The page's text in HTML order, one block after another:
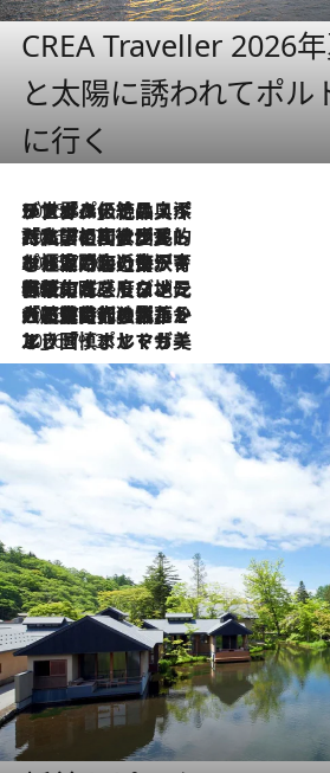
CREA Traveller 2026
と太陽に誘われてポル
に行く
2026.8.8
リスボンの絶品スイーツ「パステル・デ・ナタ」とは？ポルトガル伝統の奥深い世界へ
2026.7.27
「私の祖国はポルトガル語です」国民的詩人フェルナンド・ペソアと、彼が愛した文学の街を歩く
2026.7.26
ポルトガル近海が育む極上の海の幸。キリリと冷えた白ワインと愉しむ、シーフード専門店の贅沢
2026.7.22
伝統の味をモダンに昇華。高感度な地元客が集う、リスボンの最旬ガストロノミー
2026.7.21
大航海時代の栄華から、震災、独裁、そして革命へ。ポルトガル・首都リスボンの石畳に刻まれた「歴史の光と影」
2026.7.13
エッセイ・ヤマザキマリ「慎ましくも美しき国 ポルトガル」